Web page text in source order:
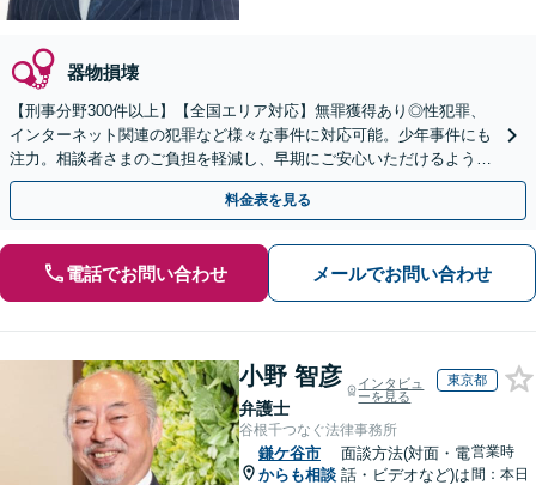
器物損壊
【刑事分野300件以上】【全国エリア対応】無罪獲得あり◎性犯罪、
インターネット関連の犯罪など様々な事件に対応可能。少年事件にも
注力。相談者さまのご負担を軽減し、早期にご安心いただけるよう尽
力します【遠方のご依頼可】【裁判員裁判の経験あり】
料金表を見る
電話でお問い合わせ メールでお問い合わせ
小野 智彦
弁護士
インタビュ
ーを見る
東京都
谷根千つなぐ法律事務所
鎌ケ谷市
からも相談
面談方法(対面・電
話・ビデオなど)は
営業時
間：本日